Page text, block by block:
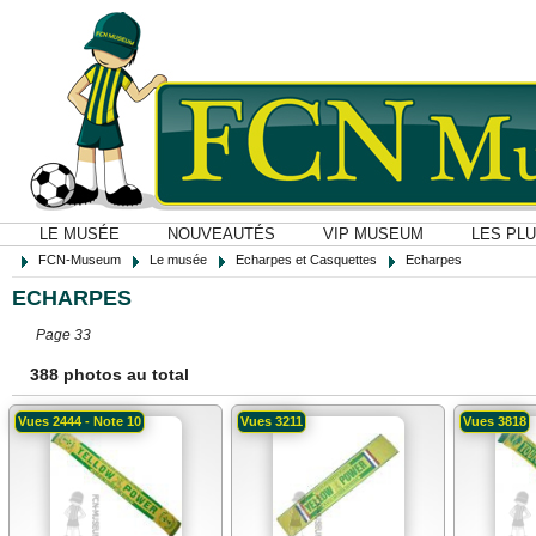
LE MUSÉE NOUVEAUTÉS VIP MUSEUM LES
FCN-Museum Le musée Echarpes et Casquettes Echarpes
ECHARPES
Page 33
388 photos au total
Vues 2444 - Note 10 Vues 3211 Vues 3818